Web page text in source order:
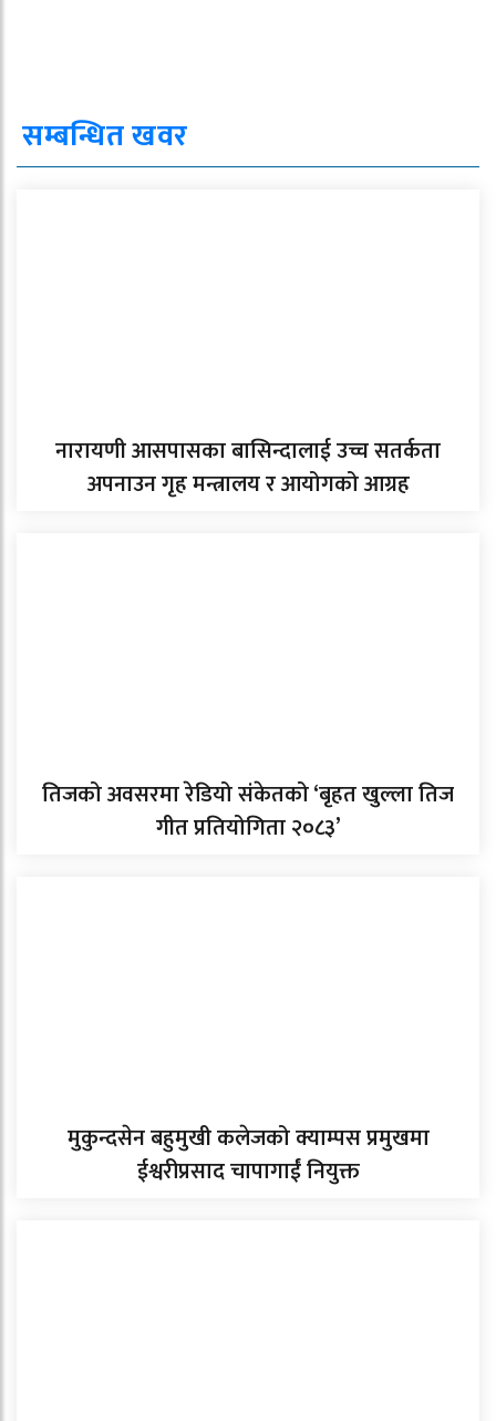
सम्बन्धित खवर
नारायणी आसपासका बासिन्दालाई उच्च सतर्कता
अपनाउन गृह मन्त्रालय र आयोगको आग्रह
तिजको अवसरमा रेडियो संकेतको ‘बृहत खुल्ला तिज
गीत प्रतियोगिता २०८३’
मुकुन्दसेन बहुमुखी कलेजको क्याम्पस प्रमुखमा
ईश्वरीप्रसाद चापागाईं नियुक्त